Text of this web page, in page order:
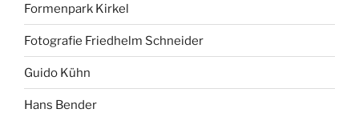
Formenpark Kirkel
Fotografie Friedhelm Schneider
Guido Kühn
Hans Bender